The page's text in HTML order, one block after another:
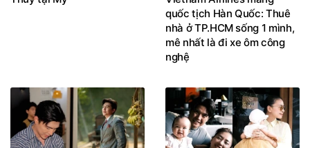
quốc tịch Hàn Quốc: Thuê
nhà ở TP.HCM sống 1 mình,
mê nhất là đi xe ôm công
nghệ